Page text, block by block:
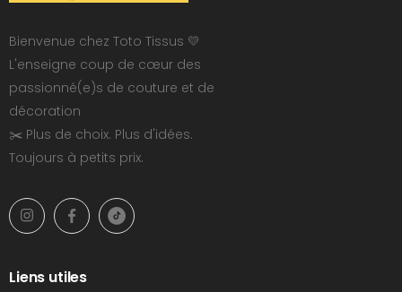
Bienvenue chez Toto Tissus 💛
L'enseigne coup de cœur des
passionné(e)s de couture et de
décoration
✂️ Plus de choix. Plus d'idées.
Toujours à petits prix.
Liens utiles